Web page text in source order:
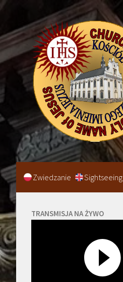
Zwiedzanie Sightseeing
TRANSMISJA NA ŻYWO